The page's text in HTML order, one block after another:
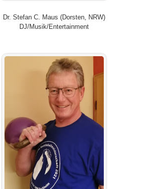
Dr. Stefan C. Maus (Dorsten, NRW)
DJ/Musik/Entertainment